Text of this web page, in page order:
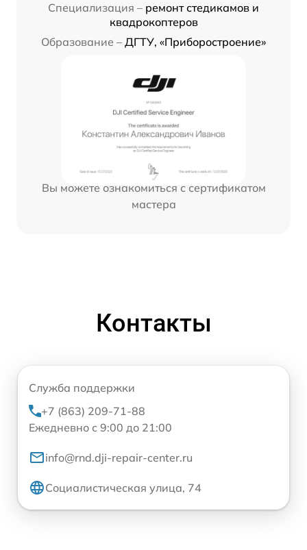
Специализация – ремонт стедикамов и
квадрокоптеров
Образование – ДГТУ, «Приборостроение»
Вы можете ознакомиться с сертификатом
мастера
Контакты
Служба поддержки
+7 (863) 209-71-88
Ежедневно с 9:00 до 21:00
info@rnd.dji-repair-center.ru
Социалистическая улица, 74